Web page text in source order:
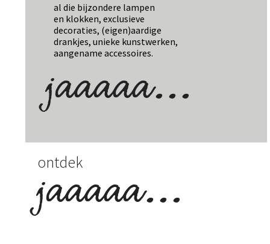
al die bijzondere lampen
en klokken, exclusieve
decoraties, (eigen)aardige
drankjes, unieke kunstwerken,
aangename accessoires.
jaaaaa...
ontdek
jaaaaa...